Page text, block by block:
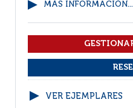
MÁS INFORMACIÓN...
VER EJEMPLARES